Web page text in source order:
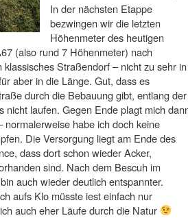
In der nächsten Etappe
bezwingen wir die letzten
Höhenmeter des heutigen
(also rund 7 Höhenmeter) nach
klassisches Straßendorf – nicht zu sehr in
aber in die Länge. Gut, dass es
durch die Bebauung gibt, entlang der
nicht laufen. Gegen Ende plagt mich
normalerweise habe ich doch keine
Die Versorgung liegt am Ende des
dass dort schon wieder Acker,
sind. Nach dem Bescuh im
auch wieder deutlich entspannter.
aufs Klo müsste iest einfach nur
auch eher Läufe durch die Natur